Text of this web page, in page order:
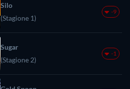
Silo
(Stagione 1)
-9
Sugar
(Stagione 2)
-1